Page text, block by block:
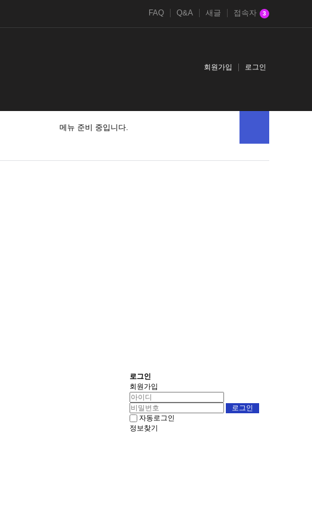
FAQ Q&A 새글 접속자 3
회원가입 로그인
메뉴 준비 중입니다.
로그인
회원가입
자동로그인
정보찾기